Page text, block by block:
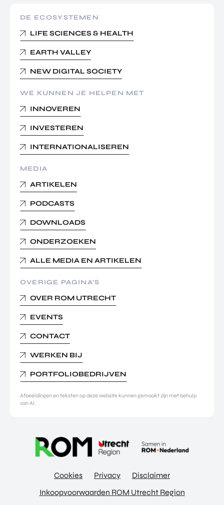
DE ECOSYSTEMEN
LIFE SCIENCES & HEALTH
EARTH VALLEY
NEW DIGITAL SOCIETY
WE KUNNEN JE HELPEN MET
INNOVEREN
INVESTEREN
INTERNATIONALISEREN
MEDIA
ARTIKELEN
PODCASTS
DOWNLOADS
ONDERZOEKEN
ALLE MEDIA EN ARTIKELEN
OVERIGE PAGINA’S
OVER ROM UTRECHT
EVENTS
CONTACT
WERKEN BIJ
PORTFOLIOBEDRIJVEN
Afbeeldingen en teksten op deze website kunnen gemaakt zijn met behulp
van AI.
Cookies Privacy
Disclaimer
Inkoopvoorwaarden ROM Utrecht Region